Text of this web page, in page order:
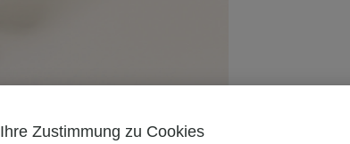
Ihre Zustimmung zu Cookies